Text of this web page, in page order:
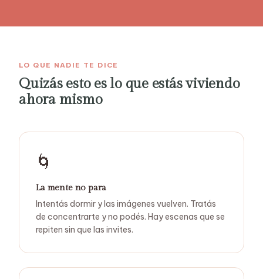
LO QUE NADIE TE DICE
Quizás esto es lo que estás viviendo
ahora mismo
🌀
La mente no para
Intentás dormir y las imágenes vuelven. Tratás
de concentrarte y no podés. Hay escenas que se
repiten sin que las invites.